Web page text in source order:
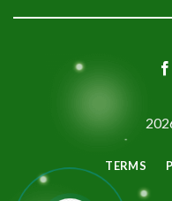
TERMS